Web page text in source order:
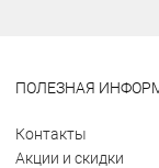
ПОЛЕЗНАЯ
Контакты
Акции и скидки